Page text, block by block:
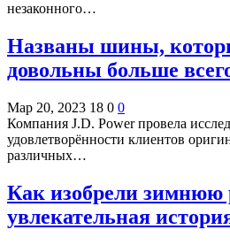
незаконного…
Названы шины,
довольны больше
Мар 20, 2023 18 0 0
Компания J.D. Power провела
удовлетворённости клиентов
различных…
Как изобрели зимнюю
увлекательная